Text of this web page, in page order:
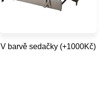
V barvě sedačky (+1000Kč)